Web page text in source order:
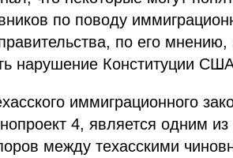
по поводу
по его мнению,
нарушение Конституции
иммиграционного
4, является одним
между техасскими